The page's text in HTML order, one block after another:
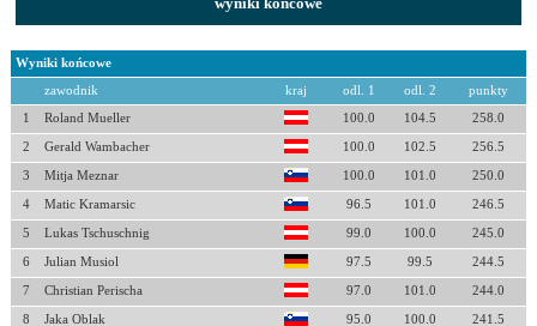
Wyniki końcowe
zawodnik kraj odl. 1 odl. 2 punkty
1 Roland Mueller 100.0 104.5 258.0
2 Gerald Wambacher 100.0 102.5 256.5
3 Mitja Meznar 100.0 101.0 250.0
4 Matic Kramarsic 96.5 101.0 246.5
5 Lukas Tschuschnig 99.0 100.0 245.0
6 Julian Musiol 97.5 99.5 244.5
7 Christian Perischa 97.0 101.0 244.0
8 Jaka Oblak 95.0 100.0 241.5